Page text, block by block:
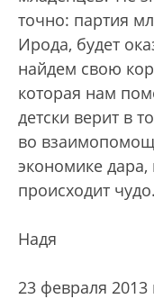
точно: партия
Ирода, будет
найдем свою
которая нам
детски верит в
во
экономике
происходит чудо.
Надя
23 февраля 2013